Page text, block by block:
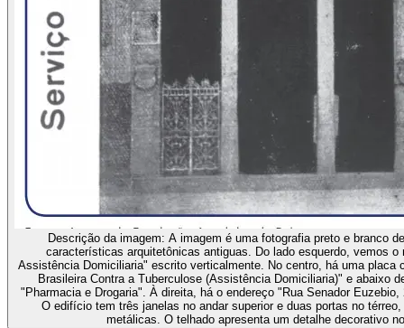
Descrição da imagem: A imagem é uma fotografia preto e branco
características arquitetônicas antiguas. Do lado esquerdo, vemos o
Assistência Domiciliaria" escrito verticalmente. No centro, há uma placa
Brasileira Contra a Tuberculose (Assistência Domiciliaria)" e abaixo
"Pharmacia e Drogaria". À direita, há o endereço "Rua Senador Euzebio,
O edifício tem três janelas no andar superior e duas portas no
metálicas. O telhado apresenta um detalhe decorativo